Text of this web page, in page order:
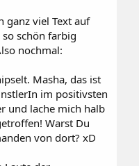
ganz viel Text auf
schön farbig
nochmal:
Masha, das ist
im positivsten
und lache mich halb
Warst Du
von dort? xD